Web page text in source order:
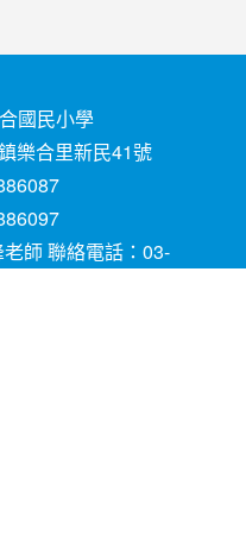
國民小學
樂合里新民41號
師 聯絡電話：03-